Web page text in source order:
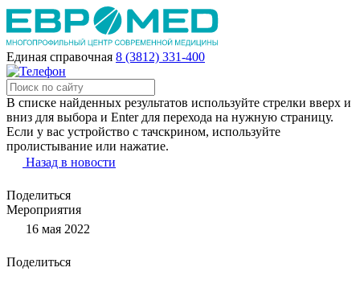
Единая справочная 8 (3812) 331-400
В списке найденных результатов используйте стрелки вверх и
вниз для выбора и Enter для перехода на нужную страницу.
Если у вас устройство с тачскрином, используйте
пролистывание или нажатие.
Назад в новости
Поделиться
Мероприятия
16 мая 2022
Поделиться